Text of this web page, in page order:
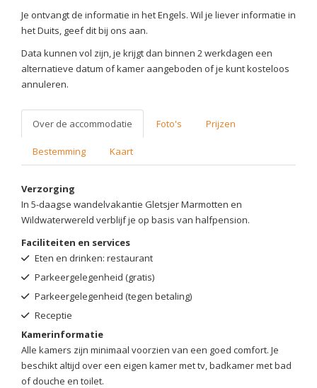
Je ontvangt de informatie in het Engels. Wil je liever informatie in
het Duits, geef dit bij ons aan.
Data kunnen vol zijn, je krijgt dan binnen 2 werkdagen een
alternatieve datum of kamer aangeboden of je kunt kosteloos
annuleren.
Over de accommodatie Foto's Prijzen
Bestemming Kaart
Verzorging
In 5-daagse wandelvakantie Gletsjer Marmotten en
Wildwaterwereld verblijf je op basis van halfpension.
Faciliteiten en services
Eten en drinken: restaurant
Parkeergelegenheid (gratis)
Parkeergelegenheid (tegen betaling)
Receptie
Kamerinformatie
Alle kamers zijn minimaal voorzien van een goed comfort. Je
beschikt altijd over een eigen kamer met tv, badkamer met bad
of douche en toilet.